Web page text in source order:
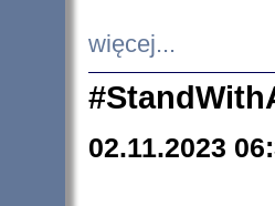
więcej...
02.11.2023